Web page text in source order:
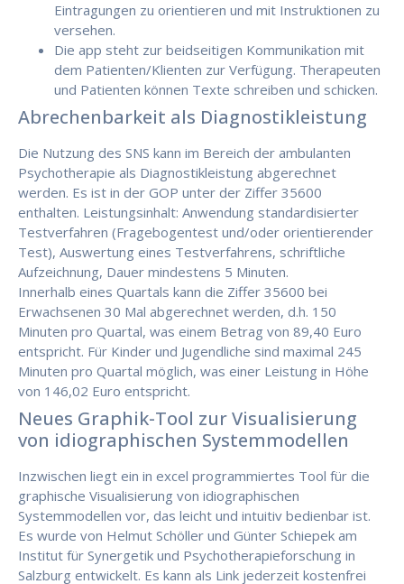
Eintragungen zu orientieren und mit Instruktionen zu
versehen.
Die app steht zur beidseitigen Kommunikation mit
dem Patienten/Klienten zur Verfügung. Therapeuten
und Patienten können Texte schreiben und schicken.
Abrechenbarkeit als Diagnostikleistung
Die Nutzung des SNS kann im Bereich der ambulanten
Psychotherapie als Diagnostikleistung abgerechnet
werden. Es ist in der GOP unter der Ziffer 35600
enthalten. Leistungsinhalt: Anwendung standardisierter
Testverfahren (Fragebogentest und/oder orientierender
Test), Auswertung eines Testverfahrens, schriftliche
Aufzeichnung, Dauer mindestens 5 Minuten.
Innerhalb eines Quartals kann die Ziffer 35600 bei
Erwachsenen 30 Mal abgerechnet werden, d.h. 150
Minuten pro Quartal, was einem Betrag von 89,40 Euro
entspricht. Für Kinder und Jugendliche sind maximal 245
Minuten pro Quartal möglich, was einer Leistung in Höhe
von 146,02 Euro entspricht.
Neues Graphik-Tool zur Visualisierung
von idiographischen Systemmodellen
Inzwischen liegt ein in excel programmiertes Tool für die
graphische Visualisierung von idiographischen
Systemmodellen vor, das leicht und intuitiv bedienbar ist.
Es wurde von Helmut Schöller und Günter Schiepek am
Institut für Synergetik und Psychotherapieforschung in
Salzburg entwickelt. Es kann als Link jederzeit kostenfrei